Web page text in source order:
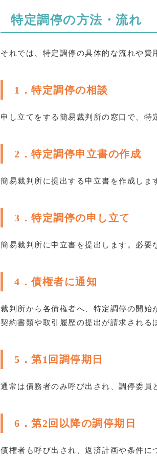
特定調停の方法・流れ
それでは、特定調停の具体的な流れや費
1．特定調停の相談
申し立てをする簡易裁判所の窓口で、特
2．特定調停申立書の作成
簡易裁判所に提出する申立書を作成しま
3．特定調停の申し立て
簡易裁判所に申立書を提出します。必要
4．債権者に通知
裁判所から各債権者へ、特定調停の開始
契約書類や取引履歴の提出が請求される
5．第1回調停期日
通常は債務者のみ呼び出され、調停委員
6．第2回以降の調停期日
債権者も呼び出され、返済計画や条件